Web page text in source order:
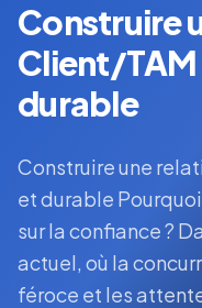
Construire
Client/
durable
Construire une
et durable
sur la confiance ?
actuel, où la
féroce et les